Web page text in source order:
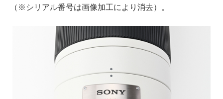
（※シリアル番号は画像加工により消去）。